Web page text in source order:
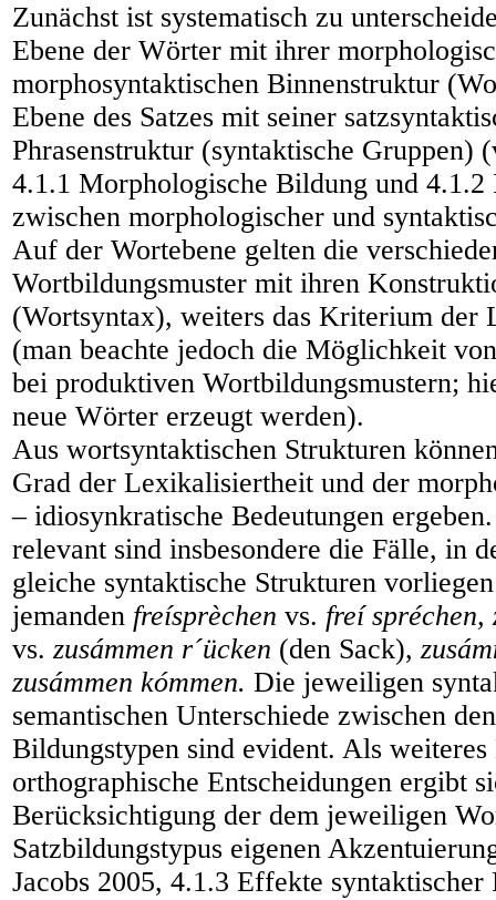
Zunächst ist systematisch zu
Ebene der Wörter mit ihrer
morphosyntaktischen Binnenstruktur
Ebene des Satzes mit seiner
Phrasenstruktur (syntaktische Gruppen)
4.1.1 Morphologische Bildung und 4.1.2
zwischen morphologischer und
Auf der Wortebene gelten die
Wortbildungsmuster mit ihren
(Wortsyntax), weiters das Kriterium der
(man beachte jedoch die Möglichkeit
bei produktiven Wortbildungsmustern;
neue Wörter erzeugt werden).
Aus wortsyntaktischen Strukturen
Grad der Lexikalisiertheit und der
– idiosynkratische Bedeutungen
relevant sind insbesondere die Fälle, in
gleiche syntaktische Strukturen
jemanden freísprèchen vs. freí spréchen,
vs.zusámmen r´ücken (den Sack),
zusámmen kómmen. Die jeweiligen
semantischen Unterschiede zwischen
Bildungstypen sind evident. Als
orthographische Entscheidungen ergibt
Berücksichtigung der dem jeweiligen
Satzbildungstypus eigenen
Jacobs 2005, 4.1.3 Effekte syntaktischer